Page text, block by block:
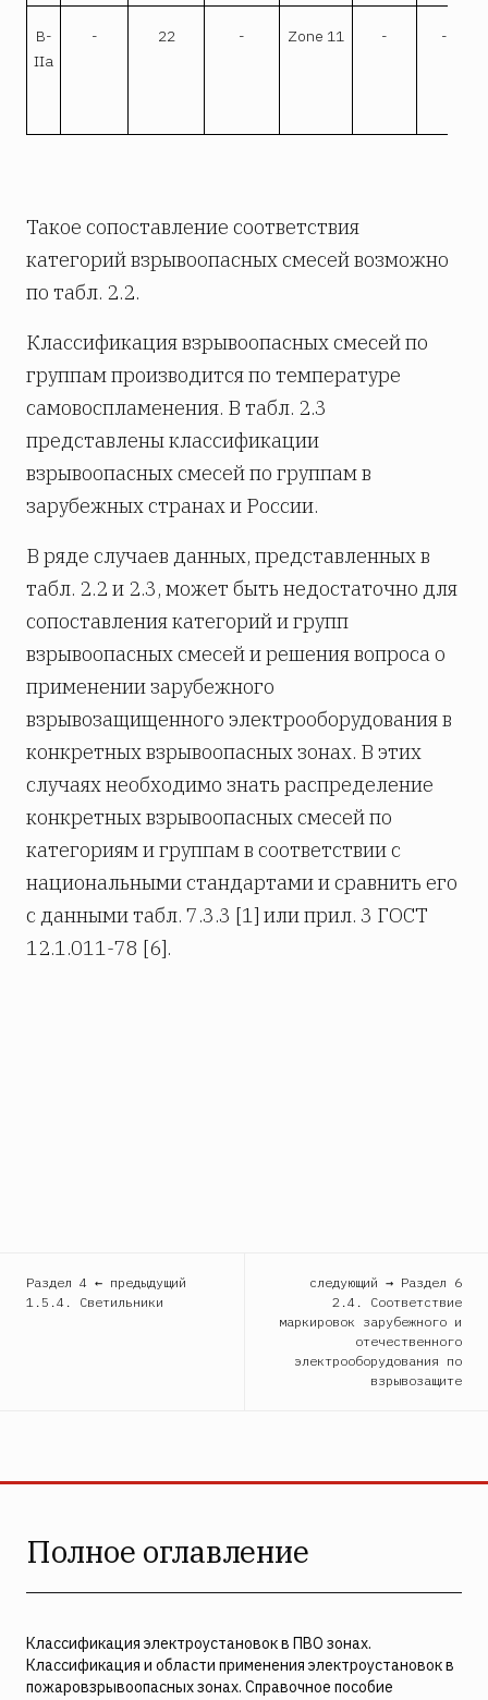
B-
IIа
- 22 - Zone 11 - -
Такое сопоставление соответствия
категорий взрывоопасных смесей возможно
по табл. 2.2.
Классификация взрывоопасных смесей по
группам производится по температуре
самовоспламенения. В табл. 2.3
представлены классификации
взрывоопасных смесей по группам в
зарубежных странах и России.
В ряде случаев данных, представленных в
табл. 2.2 и 2.3, может быть недостаточно для
сопоставления категорий и групп
взрывоопасных смесей и решения вопроса о
применении зарубежного
взрывозащищенного электрооборудования в
конкретных взрывоопасных зонах. В этих
случаях необходимо знать распределение
конкретных взрывоопасных смесей по
категориям и группам в соответствии с
национальными стандартами и сравнить его
с данными табл. 7.3.3 [1] или прил. 3 ГОСТ
12.1.011-78 [6].
Раздел 4 ← предыдущий
1.5.4. Светильники
следующий → Раздел 6
2.4. Соответствие
маркировок зарубежного и
отечественного
электрооборудования по
взрывозащите
Полное оглавление
Классификация электроустановок в ПВО зонах.
Классификация и области применения электроустановок в
пожаровзрывоопасных зонах. Справочное пособие